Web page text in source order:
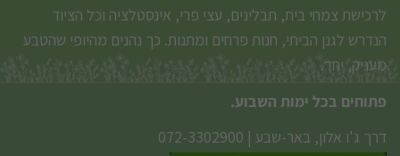
לרכישת צמחי בית, תבלינים, עצי פרי, אינסטלציה וכל הציוד
הנדרש לגנן הביתי, חנות פרחים ומתנות. כך נהנים מהיופי שהטבע
מעניק, יחד.
פתוחים בכל ימות השבוע.
דרך ג'ו אלון, באר-שבע |
072-3302900